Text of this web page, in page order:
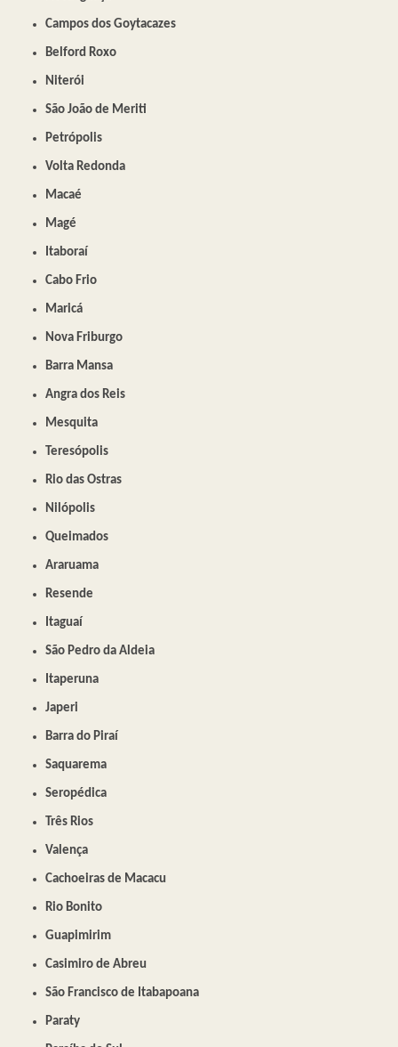
Campos dos Goytacazes
Belford Roxo
Niterói
São João de Meriti
Petrópolis
Volta Redonda
Macaé
Magé
Itaboraí
Cabo Frio
Maricá
Nova Friburgo
Barra Mansa
Angra dos Reis
Mesquita
Teresópolis
Rio das Ostras
Nilópolis
Queimados
Araruama
Resende
Itaguaí
São Pedro da Aldeia
Itaperuna
Japeri
Barra do Piraí
Saquarema
Seropédica
Três Rios
Valença
Cachoeiras de Macacu
Rio Bonito
Guapimirim
Casimiro de Abreu
São Francisco de Itabapoana
Paraty